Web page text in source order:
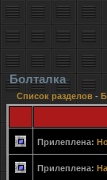
Болталка
Список разделов -
Прилеплена:
Прилеплена: